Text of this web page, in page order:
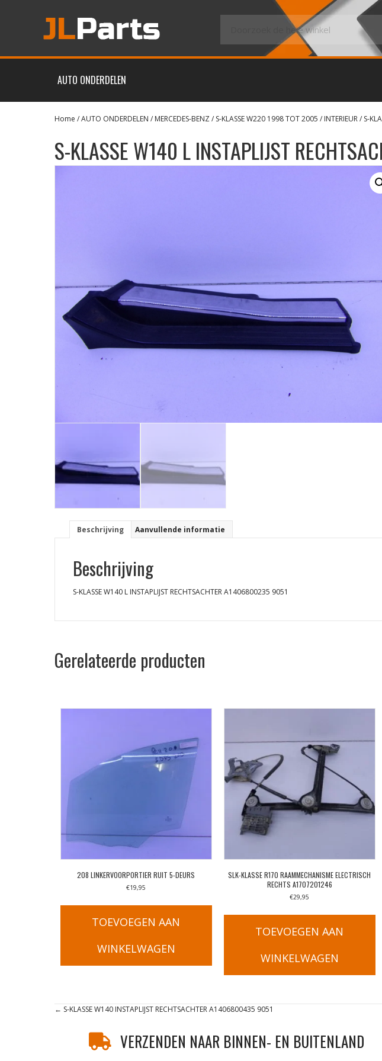
AUTO ONDERDELEN
Home /AUTO ONDERDELEN / MERCEDES-BENZ/ S-KLASSE W220 1998 TOT 2005 / INTERIEUR/ S-
S-KLASSE W140 L INSTAPLIJST
Beschrijving Aanvullende informatie
Beschrijving
S-KLASSE W140 L INSTAPLIJST RECHTSACHTER A1406800235 9051
Gerelateerde producten
208 LINKERVOORPORTIER RUIT 5-DEURS
€19,95
TOEVOEGEN AAN
WINKELWAGEN
SLK-KLASSE R170 RAAMMECHANISME ELECTRISCH
RECHTS A1707201246
€29,95
TOEVOEGEN AAN
WINKELWAGEN
Posts
navigation
← S-KLASSE W140 INSTAPLIJST RECHTSACHTER A1406800435 9051
VERZENDEN NAAR BINNEN- EN BUITENLAND